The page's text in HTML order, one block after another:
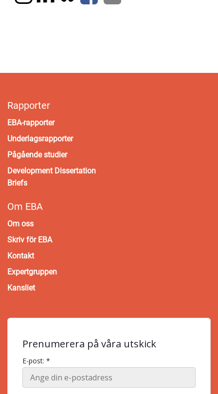
Rapporter
EBA-rapporter
Underlagsrapporter
Pågående studier
Development Dissertation
Briefs
Om EBA
Om oss
Skriv för EBA
Kontakt
Expertgruppen
Kansliet
Prenumerera på våra utskick
E-post: *